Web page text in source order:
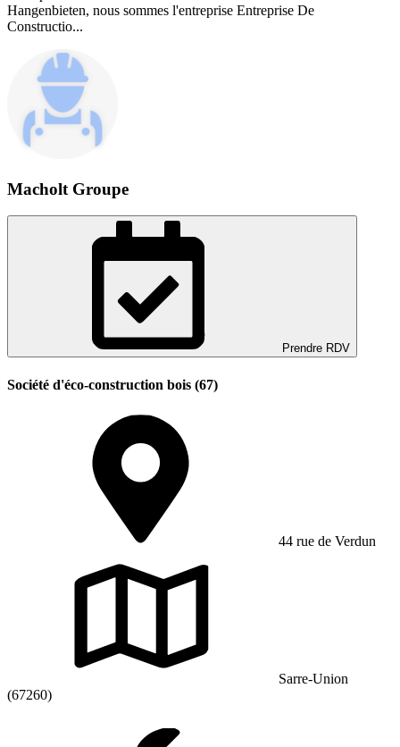
Hangenbieten, nous sommes l'entreprise Entreprise De
Constructio...
Macholt Groupe
Prendre RDV
Société d'éco-construction bois (67)
44 rue de Verdun
Sarre-Union
(67260)